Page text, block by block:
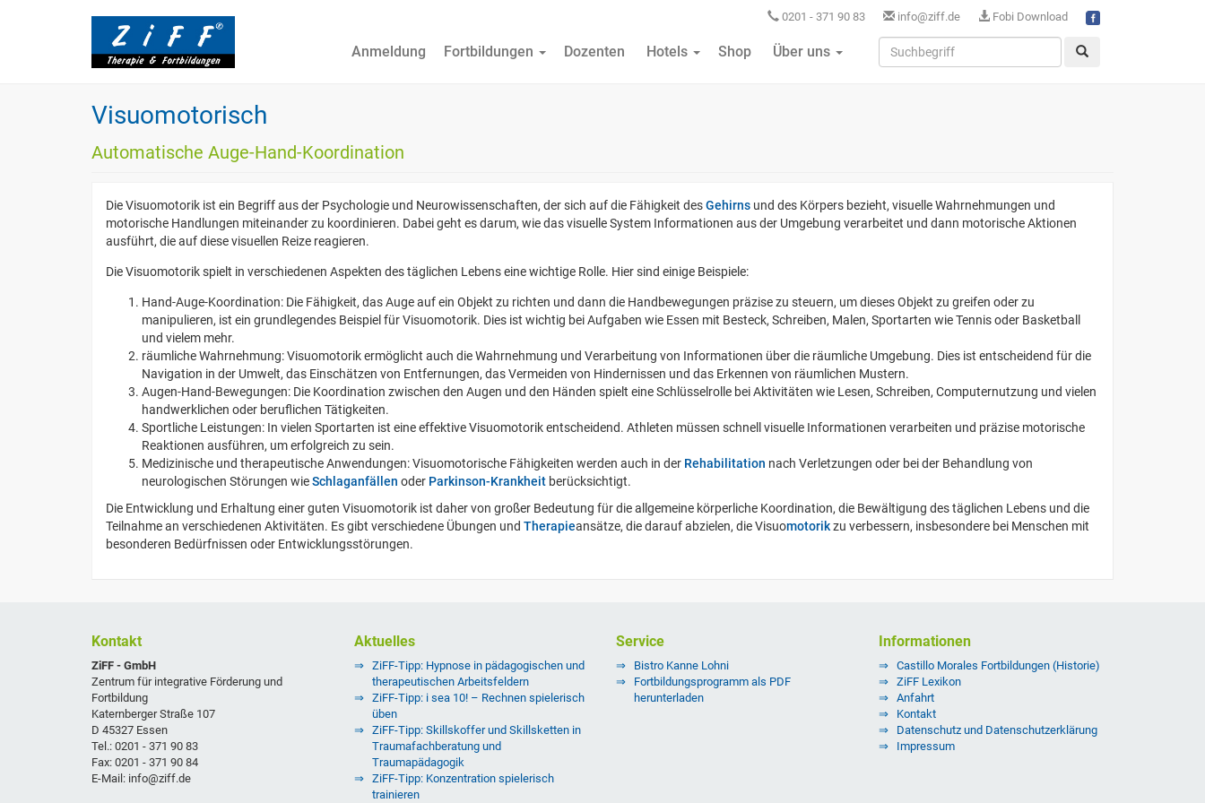
0201 - 371 90 83 info@ziff.de Fobi Download
Anmeldung Fortbildungen Dozenten Hotels Shop Über uns
Visuomotorisch
Automatische Auge-Hand-Koordination
Die Visuomotorik ist ein Begriff aus der Psychologie und Neurowissenschaften, der sich auf die Fähigkeit desGehirns und des Körpers bezieht, visuelle Wahrnehmungen und
motorische Handlungen miteinander zu koordinieren. Dabei geht es darum, wie das visuelle System Informationen aus der Umgebung verarbeitet und dann motorische Aktionen
ausführt, die auf diese visuellen Reize reagieren.
Die Visuomotorik spielt in verschiedenen Aspekten des täglichen Lebens eine wichtige Rolle. Hier sind einige Beispiele:
Hand-Auge-Koordination: Die Fähigkeit, das Auge auf ein Objekt zu richten und dann die Handbewegungen präzise zu steuern, um dieses Objekt zu greifen oder zu
manipulieren, ist ein grundlegendes Beispiel für Visuomotorik. Dies ist wichtig bei Aufgaben wie Essen mit Besteck, Schreiben, Malen, Sportarten wie Tennis oder Basketball
und vielem mehr.
räumliche Wahrnehmung: Visuomotorik ermöglicht auch die Wahrnehmung und Verarbeitung von Informationen über die räumliche Umgebung. Dies ist entscheidend für die
Navigation in der Umwelt, das Einschätzen von Entfernungen, das Vermeiden von Hindernissen und das Erkennen von räumlichen Mustern.
Augen-Hand-Bewegungen: Die Koordination zwischen den Augen und den Händen spielt eine Schlüsselrolle bei Aktivitäten wie Lesen, Schreiben, Computernutzung und vielen
handwerklichen oder beruflichen Tätigkeiten.
Sportliche Leistungen: In vielen Sportarten ist eine effektive Visuomotorik entscheidend. Athleten müssen schnell visuelle Informationen verarbeiten und präzise motorische
Reaktionen ausführen, um erfolgreich zu sein.
Medizinische und therapeutische Anwendungen: Visuomotorische Fähigkeiten werden auch in der Rehabilitation nach Verletzungen oder bei der Behandlung von
neurologischen Störungen wieSchlaganfällen oder Parkinson-Krankheit berücksichtigt.
Die Entwicklung und Erhaltung einer guten Visuomotorik ist daher von großer Bedeutung für die allgemeine körperliche Koordination, die Bewältigung des täglichen Lebens und die
Teilnahme an verschiedenen Aktivitäten. Es gibt verschiedene Übungen und Therapieansätze, die darauf abzielen, die Visuomotorikzu verbessern, insbesondere bei Menschen mit
besonderen Bedürfnissen oder Entwicklungsstörungen.
Kontakt
ZiFF - GmbH
Zentrum für integrative Förderung und
Fortbildung
Katernberger Straße 107
D 45327 Essen
Tel.: 0201 - 371 90 83
Fax: 0201 - 371 90 84
E-Mail: info@ziff.de
Aktuelles
ZiFF-Tipp: Hypnose in pädagogischen und
therapeutischen Arbeitsfeldern
ZiFF-Tipp: i sea 10! – Rechnen spielerisch
üben
ZiFF-Tipp: Skillskoffer und Skillsketten in
Traumafachberatung und
Traumapädagogik
ZiFF-Tipp: Konzentration spielerisch
trainieren
Service
Bistro Kanne Lohni
Fortbildungsprogramm als PDF
herunterladen
Informationen
Castillo Morales Fortbildungen (Historie)
ZiFF Lexikon
Anfahrt
Kontakt
Datenschutz und Datenschutzerklärung
Impressum